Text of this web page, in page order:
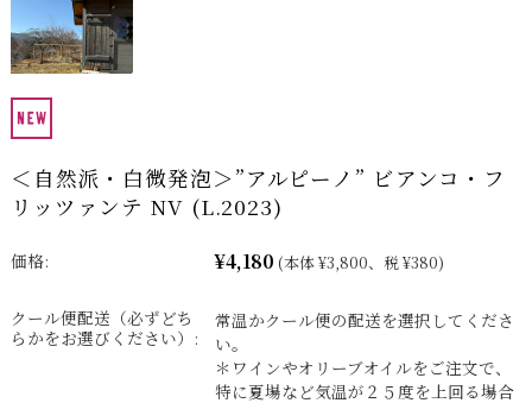
＜自然派・白微発泡＞”アルピーノ” ビアンコ・フ
リッツァンテ NV (L.2023)
価格: ¥4,180 (本体 ¥3,800、税 ¥380)
クール便配送（必ずどち
らかをお選びください）:
常温かクール便の配送を選択してくださ
い。
＊ワインやオリーブオイルをご注文で、
特に夏場など気温が２５度を上回る場合